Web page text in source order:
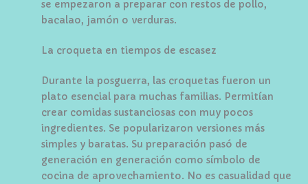
se empezaron a preparar con restos de pollo,
bacalao, jamón o verduras.
La croqueta en tiempos de escasez
Durante la posguerra, las croquetas fueron un
plato esencial para muchas familias. Permitían
crear comidas sustanciosas con muy pocos
ingredientes. Se popularizaron versiones más
simples y baratas. Su preparación pasó de
generación en generación como símbolo de
cocina de aprovechamiento. No es casualidad que